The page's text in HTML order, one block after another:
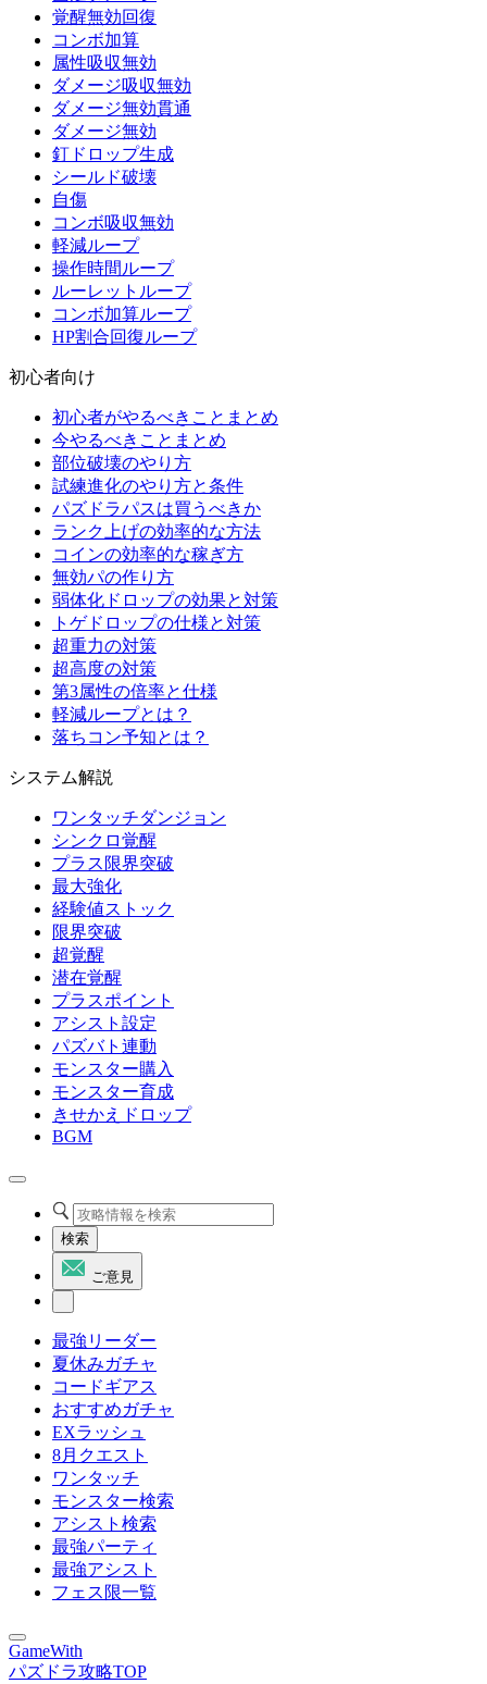
覚醒無効回復
コンボ加算
属性吸収無効
ダメージ吸収無効
ダメージ無効貫通
ダメージ無効
釘ドロップ生成
シールド破壊
自傷
コンボ吸収無効
軽減ループ
操作時間ループ
ルーレットループ
コンボ加算ループ
HP割合回復ループ
初心者向け
初心者がやるべきことまとめ
今やるべきことまとめ
部位破壊のやり方
試練進化のやり方と条件
パズドラパスは買うべきか
ランク上げの効率的な方法
コインの効率的な稼ぎ方
無効パの作り方
弱体化ドロップの効果と対策
トゲドロップの仕様と対策
超重力の対策
超高度の対策
第3属性の倍率と仕様
軽減ループとは？
落ちコン予知とは？
システム解説
ワンタッチダンジョン
シンクロ覚醒
プラス限界突破
最大強化
経験値ストック
限界突破
超覚醒
潜在覚醒
プラスポイント
アシスト設定
パズバト連動
モンスター購入
モンスター育成
きせかえドロップ
BGM
検索
ご意見
最強リーダー
夏休みガチャ
コードギアス
おすすめガチャ
EXラッシュ
8月クエスト
ワンタッチ
モンスター検索
アシスト検索
最強パーティ
最強アシスト
フェス限一覧
GameWith
パズドラ攻略TOP